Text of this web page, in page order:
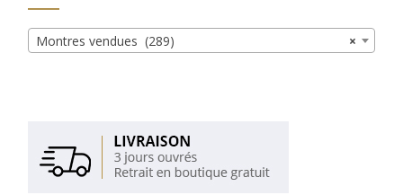
×
Montres vendues (289)